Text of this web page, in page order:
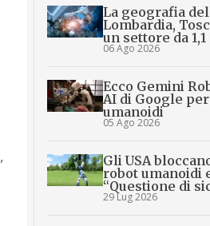
,
La geografia
Lombardia,
un settore da
06 Ago 2026
Ecco Gemini
AI di Google
umanoidi
05 Ago 2026
Gli USA
robot umanoidi
“Questione di
29 Lug 2026